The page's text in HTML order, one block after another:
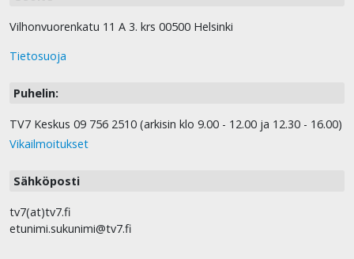
Vilhonvuorenkatu 11 A 3. krs 00500 Helsinki
Tietosuoja
Puhelin:
TV7 Keskus 09 756 2510 (arkisin klo 9.00 - 12.00 ja 12.30 - 16.00)
Vikailmoitukset
Sähköposti
tv7(at)tv7.fi
etunimi.sukunimi@tv7.fi